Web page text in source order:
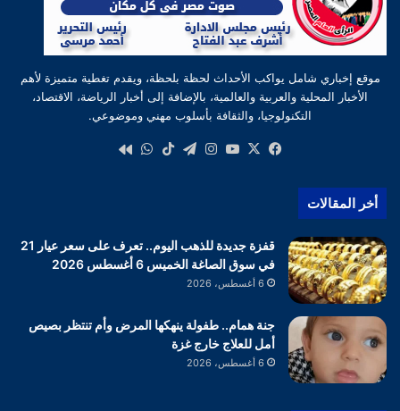
موقع إخباري شامل يواكب الأحداث لحظة بلحظة، ويقدم تغطية متميزة لأهم
الأخبار المحلية والعربية والعالمية، بالإضافة إلى أخبار الرياضة، الاقتصاد،
التكنولوجيا، والثقافة بأسلوب مهني وموضوعي.
فيسبوك
‫X
‫YouTube
انستقرام
تيلقرام‫TikTokواتساب
أخر المقالات
قفزة جديدة للذهب اليوم.. تعرف على سعر عيار 21
في سوق الصاغة الخميس 6 أغسطس 2026
6 أغسطس، 2026
جنة همام.. طفولة ينهكها المرض وأم تنتظر بصيص
أمل للعلاج خارج غزة
6 أغسطس، 2026